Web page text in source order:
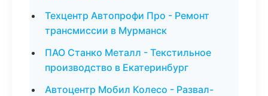
Техцентр Автопрофи Про - Ремонт
трансмиссии в Мурманск
ПАО Станко Металл - Текстильное
производство в Екатеринбург
Автоцентр Мобил Колесо - Развал-